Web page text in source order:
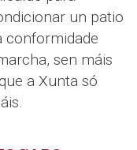
un patio
conformidade
sen máis
a Xunta só